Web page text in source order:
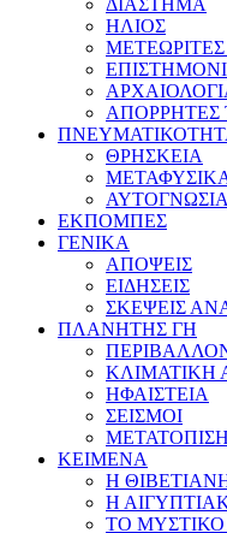
ΔΙΑΣΤΗΜΑ
ΗΛΙΟΣ
ΜΕΤΕΩΡΙΤΕΣ
ΑΠΟΡΡΗΤΕΣ
ΘΡΗΣΚΕΙΑ
ΑΥΤΟΓΝΩΣΙΑ
ΕΚΠΟΜΠΕΣ
ΓΕΝΙΚΑ
ΑΠΟΨΕΙΣ
ΕΙΔΗΣΕΙΣ
ΣΚΕΨΕΙΣ
ΠΛΑΝΗΤΗΣ ΓΗ
ΚΛΙΜΑΤΙΚΗ
ΗΦΑΙΣΤΕΙΑ
ΣΕΙΣΜΟΙ
ΚΕΙΜΕΝΑ
Η
Η
ΤΟ ΜΥΣΤΙΚΟ